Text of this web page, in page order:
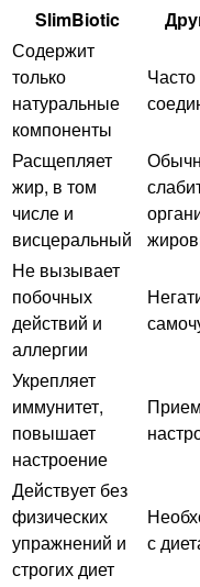
SlimBiotic
Содержит
только
натуральные
компоненты
Расщепляет
жир, в том
числе и
висцеральный
Не вызывает
побочных
действий и
аллергии
Укрепляет
иммунитет,
повышает
настроение
Действует без
физических
упражнений и
строгих диет
с